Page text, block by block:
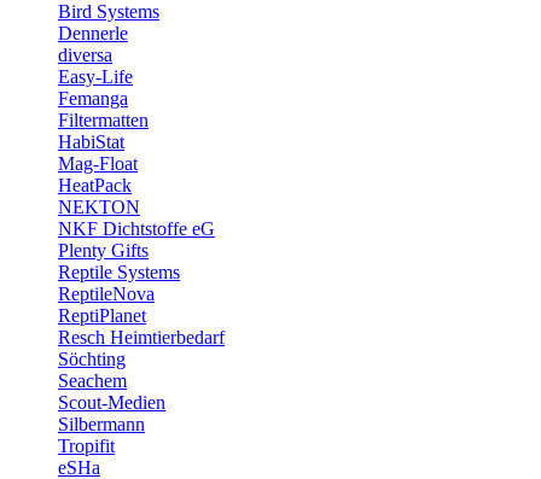
Bird Systems
Dennerle
diversa
Easy-Life
Femanga
Filtermatten
HabiStat
Mag-Float
HeatPack
NEKTON
NKF Dichtstoffe eG
Plenty Gifts
Reptile Systems
ReptileNova
ReptiPlanet
Resch Heimtierbedarf
Söchting
Seachem
Scout-Medien
Silbermann
Tropifit
eSHa